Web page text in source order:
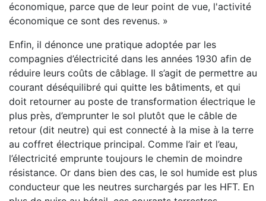
économique, parce que de leur point de vue, l'activité
économique ce sont des revenus. »
Enfin, il dénonce une pratique adoptée par les
compagnies d’électricité dans les années 1930 afin de
réduire leurs coûts de câblage. Il s’agit de permettre au
courant déséquilibré qui quitte les bâtiments, et qui
doit retourner au poste de transformation électrique le
plus près, d’emprunter le sol plutôt que le câble de
retour (dit neutre) qui est connecté à la mise à la terre
au coffret électrique principal. Comme l’air et l’eau,
l’électricité emprunte toujours le chemin de moindre
résistance. Or dans bien des cas, le sol humide est plus
conducteur que les neutres surchargés par les HFT. En